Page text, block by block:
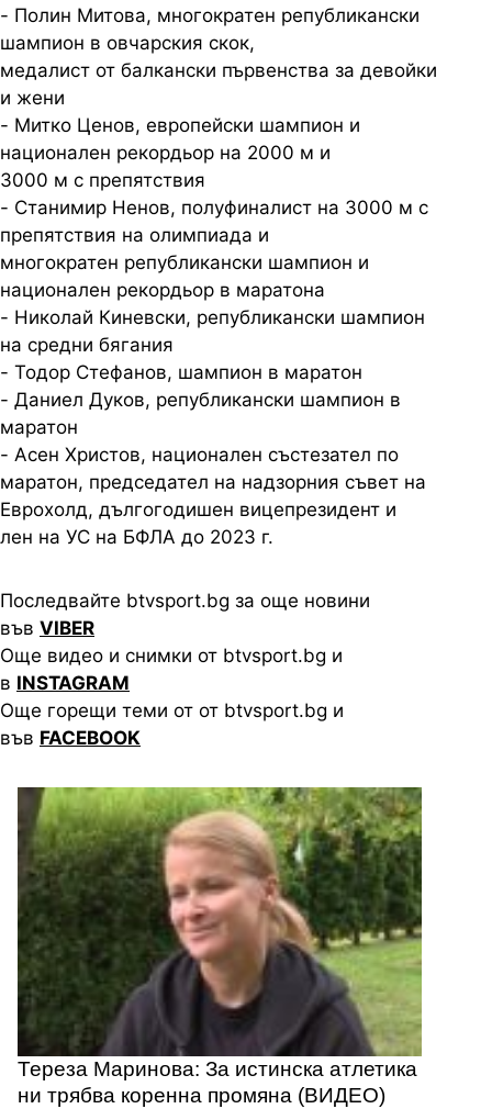
- Полин Митова, многократен републикански
шампион в овчарския скок,
медалист от балкански първенства за девойки
и жени
- Митко Ценов, европейски шампион и
национален рекордьор на 2000 м и
3000 м с препятствия
- Станимир Ненов, полуфиналист на 3000 м с
препятствия на олимпиада и
многократен републикански шампион и
национален рекордьор в маратона
- Николай Киневски, републикански шампион
на средни бягания
- Тодор Стефанов, шампион в маратон
- Даниел Дуков, републикански шампион в
маратон
- Асен Христов, национален състезател по
маратон, председател на надзорния съвет на
Еврохолд, дългогодишен вицепрезидент и
лен на УС на БФЛА до 2023 г.
Последвайте btvsport.bg за още новини
във VIBER
Още видео и снимки от btvsport.bg и
в INSTAGRAM
Още горещи теми от от btvsport.bg и
във FACEBOOK
Тереза Маринова: За истинска атлетика
ни трябва коренна промяна (ВИДЕО)